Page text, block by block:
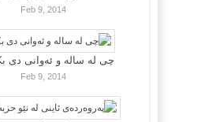
Feb 9, 2014
چی لە سالە و ئەوانی دی
Feb 9, 2014